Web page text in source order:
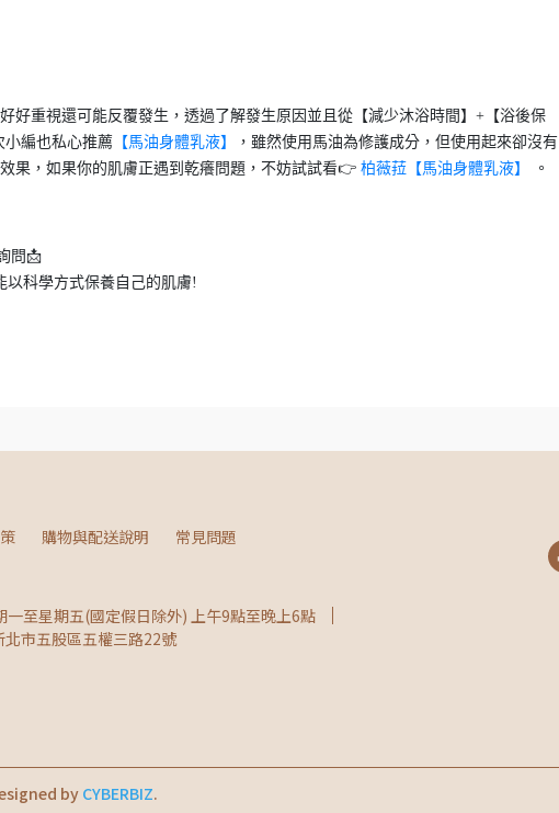
好重視還可能反覆發生，透過了解發生原因並且從【減少沐浴時間】+【浴後保
小編也私心推薦 【馬油身體乳液】
，雖然使用馬油為修護成分，但使用起來卻沒有
果，如果你的肌膚正遇到乾癢問題，不妨試試看👉 柏薇菈【馬油身體乳液】 。
問📩
以科學方式保養自己的肌膚!
購物與配送說明 常見問題
一至星期五(國定假日除外) 上午9點至晚上6點
北市五股區五權三路22號
by CYBERBIZ.